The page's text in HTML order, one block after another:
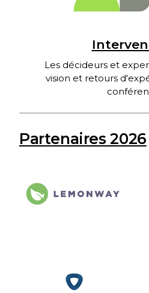
Les décideurs et
vision et retours
Partenaires 2026